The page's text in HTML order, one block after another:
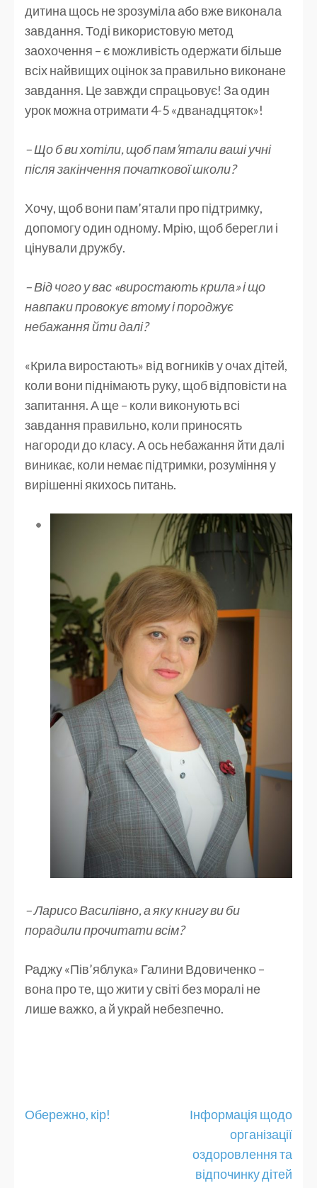
дитина щось не зрозуміла або вже виконала
завдання. Тоді використовую метод
заохочення – є можливість одержати більше
всіх найвищих оцінок за правильно виконане
завдання. Це завжди спрацьовує! За один
урок можна отримати 4-5 «дванадцяток»!
– Що б ви хотіли, щоб пам’ятали ваші учні
після закінчення початкової школи?
Хочу, щоб вони пам’ятали про підтримку,
допомогу один одному. Мрію, щоб берегли і
цінували дружбу.
– Від чого у вас «виростають крила» і що
навпаки провокує втому і породжує
небажання йти далі?
«Крила виростають» від вогників у очах дітей,
коли вони піднімають руку, щоб відповісти на
запитання. А ще – коли виконують всі
завдання правильно, коли приносять
нагороди до класу. А ось небажання йти далі
виникає, коли немає підтримки, розуміння у
вирішенні якихось питань.
– Ларисо Василівно, а яку книгу ви би
порадили прочитати всім?
Раджу «Пів’яблука» Галини Вдовиченко –
вона про те, що жити у світі без моралі не
лише важко, а й украй небезпечно.
Навігація
Обережно, кір!
Інформація щодо
організації
оздоровлення та
відпочинку дітей